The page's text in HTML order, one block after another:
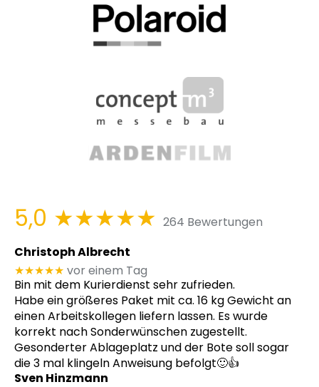
5,0 ★★★★★ 264 Bewertungen
Christoph Albrecht
★★★★★ vor einem Tag
Bin mit dem Kurierdienst sehr zufrieden.
Habe ein größeres Paket mit ca. 16 kg Gewicht an
einen Arbeitskollegen liefern lassen. Es wurde
korrekt nach Sonderwünschen zugestellt.
Gesonderter Ablageplatz und der Bote soll sogar
die 3 mal klingeln Anweisung befolgt🙂👍
Sven Hinzmann